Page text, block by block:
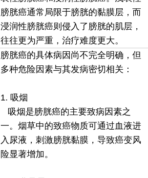
膀胱癌通常局限于膀胱的黏膜层，而
浸润性膀胱癌则侵入了膀胱的肌层，
往往更为严重，治疗难度更大。
膀胱癌的具体病因尚不完全明确，但
多种危险因素与其发病密切相关：
1. 吸烟
吸烟是膀胱癌的主要致病因素之
一。烟草中的致癌物质可通过血液进
入尿液，刺激膀胱黏膜，导致癌变风
险显著增加。